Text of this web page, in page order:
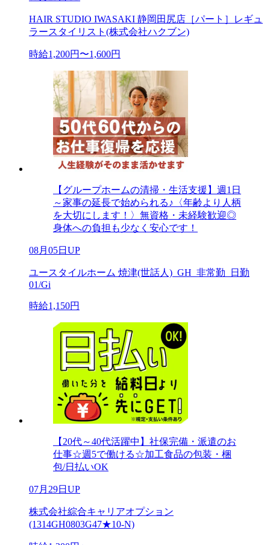
HAIR STUDIO IWASAKI 静岡田尻店［パート］レギュ
ラースタイリスト(株式会社ハクブン)
時給1,200円〜1,600円
【グループホームの清掃・生活支援】週1日
～家事の延長で始められる♪〈年齢より人柄
を大切にします！〉無資格・未経験歓迎◎
身体への負担も少なく安心です！
08月05日UP
ユースタイルホーム 焼津(世話人)_GH_非常勤_日勤
01/Gi
時給1,150円
【20代～40代活躍中】社保完備・派遣のお
仕事☆週5で働ける☆加工食品の包装・梱
包/日払いOK
07月29日UP
株式会社綜合キャリアオプション
(1314GH0803G47★10-N)